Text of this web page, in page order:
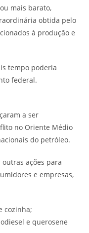
mais barato,
obtida pelo
à produção e
tempo poderia
federal.
a ser
no Oriente Médio
do petróleo.
ações para
e empresas,
cozinha;
e querosene